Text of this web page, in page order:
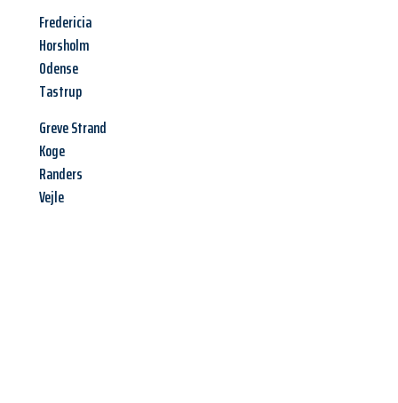
Fredericia
Horsholm
Odense
Tastrup
Greve Strand
Koge
Randers
Vejle